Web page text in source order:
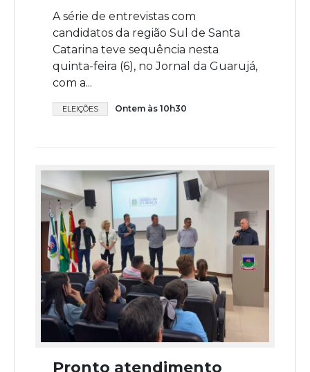
A série de entrevistas com
candidatos da região Sul de Santa
Catarina teve sequência nesta
quinta-feira (6), no Jornal da Guarujá,
com a...
ELEIÇÕES Ontem às 10h30
Pronto atendimento